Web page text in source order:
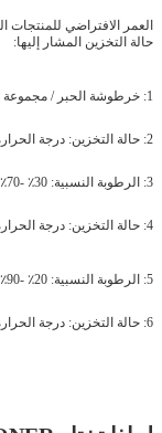
حالة التخزين المشار إليها:
1: خرطوشة الحبر / مجموعة الحبر: 18 شهرًا
2: حالة التخزين: درجة الحرارة: -20 درجة مئوية - 40 درجة مئوية
3: الرطوبة النسبية: 30٪ -70٪
4: حالة التخزين: درجة الحرارة: -25 درجة مئوية -60 درجة مئوية
5: الرطوبة النسبية: 20٪ -90٪
6: حالة التخزين: درجة الحرارة: 5 درجة مئوية - 40 درجة مئوية